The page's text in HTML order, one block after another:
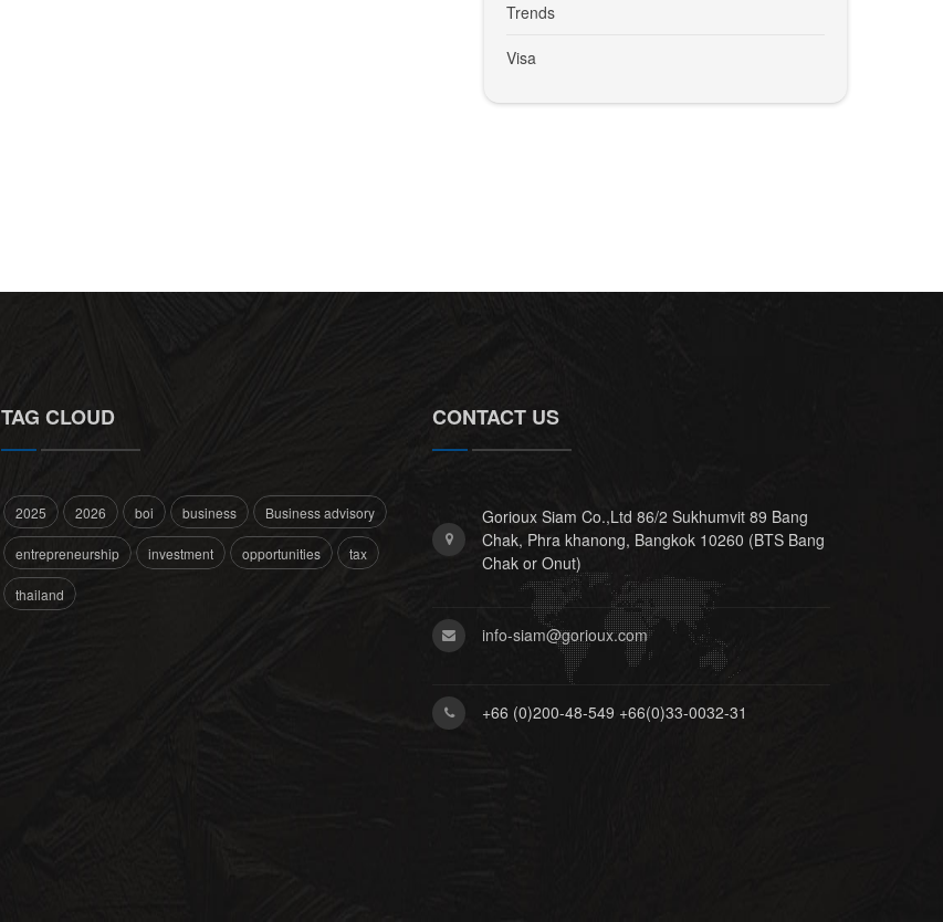
Trends
Visa
TAG CLOUD
2025 2026 boi business Business advisory
entrepreneurship investment opportunities tax
thailand
CONTACT US
Gorioux Siam Co.,Ltd 86/2 Sukhumvit 89 Bang
Chak, Phra khanong, Bangkok 10260 (BTS Bang
Chak or Onut)
info-siam@gorioux.com
+66 (0)200-48-549 +66(0)33-0032-31